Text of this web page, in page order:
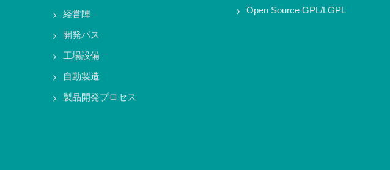
経営陣
開発パス
工場設備
自動製造
製品開発プロセス
Open Source GPL/LGPL